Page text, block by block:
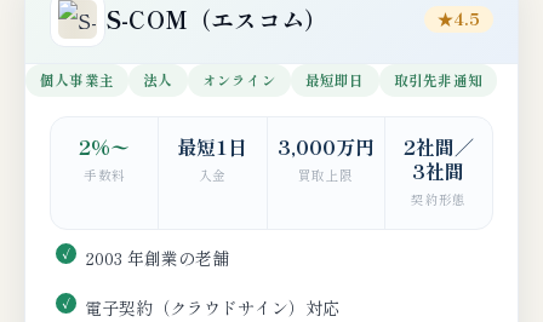
S-COM（エスコム） ★4.5
個人事業主 法人 オンライン 最短即日 取引先非通知
2%〜
手数料
最短1日
入金
3,000万円
買取上限
2社間／
3社間
契約形態
2003 年創業の老舗
電子契約（クラウドサイン）対応